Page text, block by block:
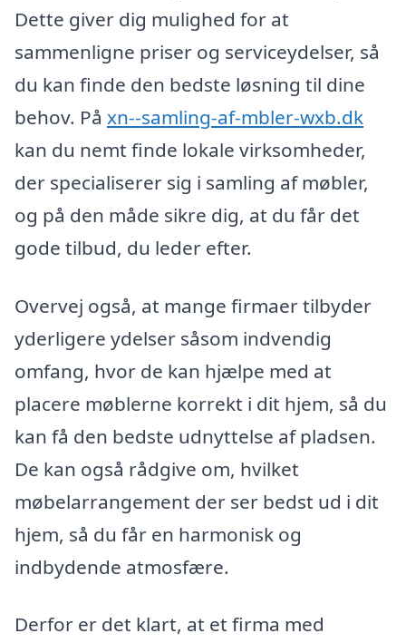
Dette giver dig mulighed for at
sammenligne priser og serviceydelser, så
du kan finde den bedste løsning til dine
behov. På xn--samling-af-mbler-wxb.dk
kan du nemt finde lokale virksomheder,
der specialiserer sig i samling af møbler,
og på den måde sikre dig, at du får det
gode tilbud, du leder efter.
Overvej også, at mange firmaer tilbyder
yderligere ydelser såsom indvendig
omfang, hvor de kan hjælpe med at
placere møblerne korrekt i dit hjem, så du
kan få den bedste udnyttelse af pladsen.
De kan også rådgive om, hvilket
møbelarrangement der ser bedst ud i dit
hjem, så du får en harmonisk og
indbydende atmosfære.
Derfor er det klart, at et firma med